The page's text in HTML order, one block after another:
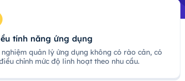
tính năng ứng dụng
nghiệm quản lý ứng dụng không có rào cản, có
chỉnh mức độ linh hoạt theo nhu cầu.